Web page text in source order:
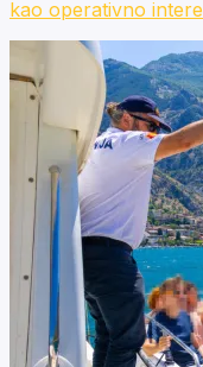
kao operativno